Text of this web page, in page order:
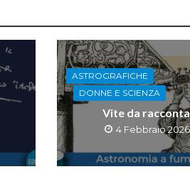
ASTROGRAFICHE
DONNE E SCIENZA
Vite da
4 Febbraio 2026